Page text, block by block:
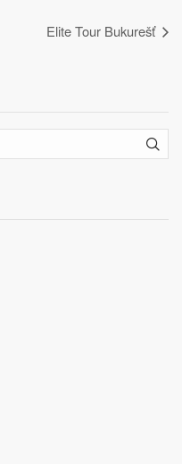
Elite Tour Bukurešť